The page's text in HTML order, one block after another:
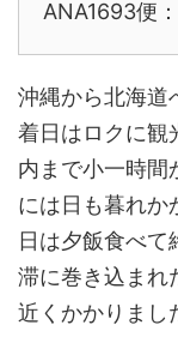
ANA1693便
沖縄から北海道
着日はロクに
内まで小一時間
には日も暮れか
日は夕飯食べ
滞に巻き込まれ
近くかかりまし